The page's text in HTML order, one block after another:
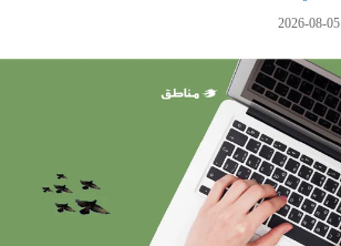
2026-08-05